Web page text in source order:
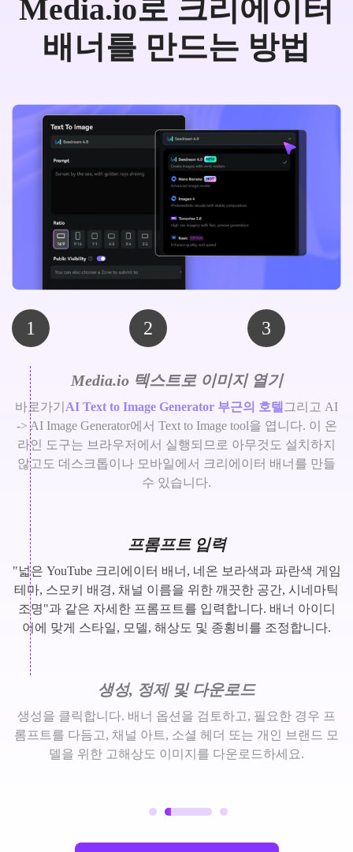
Media.io로 크리에이터
배너를 만드는 방법
1 2 3
Media.io 텍스트로 이미지 열기
바로가기 AI Text to Image Generator 부근의 호텔 그리고 AI
-> AI Image Generator에서 Text to Image tool을 엽니다. 이 온
라인 도구는 브라우저에서 실행되므로 아무것도 설치하지
않고도 데스크톱이나 모바일에서 크리에이터 배너를 만들
수 있습니다.
프롬프트 입력
"넓은 YouTube 크리에이터 배너, 네온 보라색과 파란색 게임
테마, 스모키 배경, 채널 이름을 위한 깨끗한 공간, 시네마틱
조명"과 같은 자세한 프롬프트를 입력합니다. 배너 아이디
어에 맞게 스타일, 모델, 해상도 및 종횡비를 조정합니다.
생성, 정제 및 다운로드
생성을 클릭합니다. 배너 옵션을 검토하고, 필요한 경우 프
롬프트를 다듬고, 채널 아트, 소셜 헤더 또는 개인 브랜드 모
델을 위한 고해상도 이미지를 다운로드하세요.